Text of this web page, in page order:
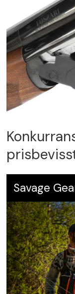
Savage